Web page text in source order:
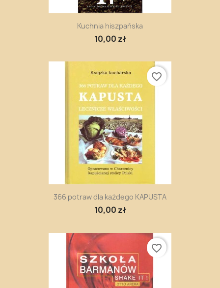
Kuchnia hiszpańska
10,00 zł
366 potraw dla każdego KAPUSTA
10,00 zł
favorite_border
favorite_border